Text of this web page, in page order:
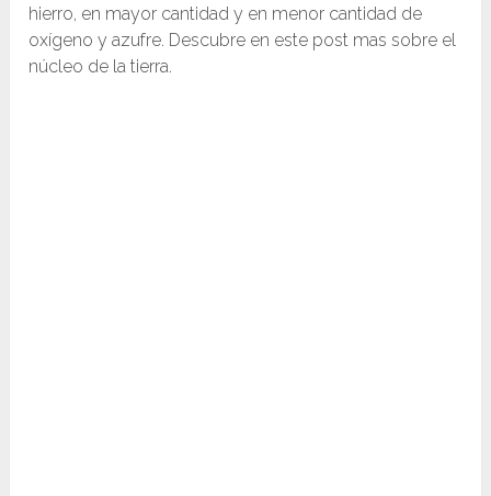
hierro, en mayor cantidad y en menor cantidad de
oxígeno y azufre. Descubre en este post mas sobre el
núcleo de la tierra.